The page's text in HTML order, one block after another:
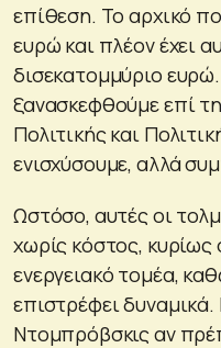
επίθεση. Το αρχικό
ευρώ και πλέον έχει
δισεκατομμύριο
ξανασκεφθούμε επί
Πολιτικής και
ενισχύσουμε, αλλά
Ωστόσο, αυτές οι
χωρίς κόστος, κυρίως
ενεργειακό τομέα,
επιστρέφει
Ντομπρόβσκις αν